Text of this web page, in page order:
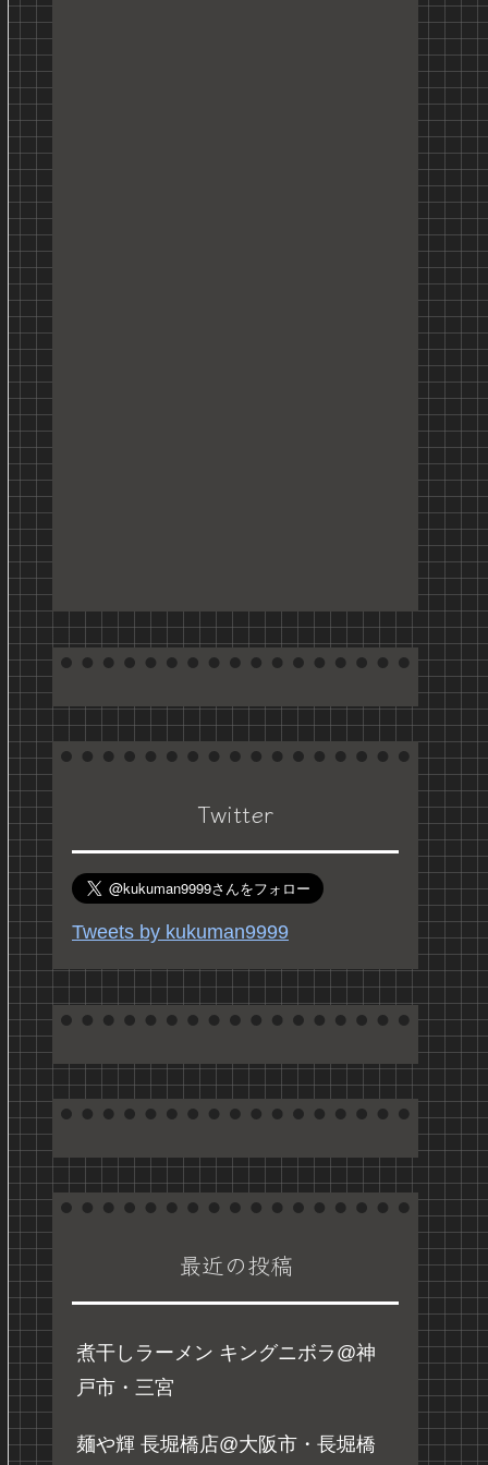
Twitter
Tweets by kukuman9999
最近の投稿
煮干しラーメン キングニボラ@神
戸市・三宮
麺や輝 長堀橋店@大阪市・長堀橋